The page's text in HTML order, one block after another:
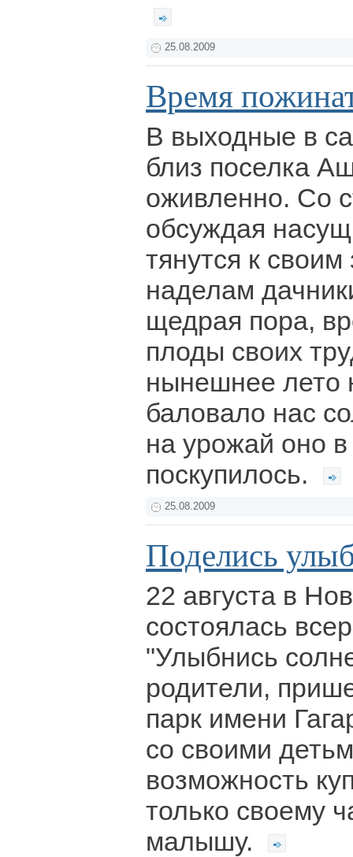
25.08.2009
Время
В выходные в
близ поселка
оживленно. Cо
обсуждая
тянутся к
наделам
щедрая пора,
плоды своих
нынешнее лето
баловало нас
на урожай оно в
поскупилось.
25.08.2009
Поделись
22 августа в
состоялась
"Улыбнись
родители,
парк имени
со своими
возможность
только своему
малышу.